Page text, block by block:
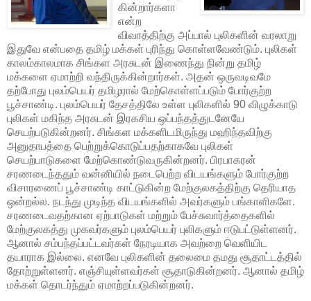
கின்றார்களா
என்ற
விவாத்திற்கு அப்பால் புலிகளின் வரலாறு
இதுவே என்பதை தமிழ் மக்கள் புரிந்து கொள்ளவேண்டும். புலிகள்
காலம்காலமாக சிங்கள அரசுடன் இணைந்து நின்று தமிழ்
மக்களை ஏமாற்றி வந்திருக்கின்றார்கள். அதன் ஒருவடிவமே
தற்போது புலம்பெயர் தமிழரால் மேற்கொள்ளப்படும் போர்குற்ற
பூச்சாண்டி. புலம்பெயர் தேசத்திலே உள்ள புலிகளில் 90 விழுக்காடு
புலிகள் மகிந்த அரசுடன் இரகசிய ஒப்பந்தத்துடனேயே
செயற்படுகின்றனர். சிங்கள மக்களிடமிருந்து மஹிந்தவிற்கு
அனுதாபத்தை பெற்றுக்கொடுப்பதற்காகவே புலிகள்
செயற்பாடுகளை மேற்கொண்டுவருகின்றனர். பிரபாகரன்
சரணடைந்ததும் வன்னியில் நடைபெற்ற விடயங்களும் போர்குற்ற
விசாரணைப் பூச்சாண்டி காட்டுகின்ற மேற்குலகத்திற்கு தெரியாத
ஒன்றல்ல. நடந்து முடிந்த விடயங்களில் அவர்களும் பங்காளிகளே.
சரணடைவதற்கான ஏற்பாடுகள் மற்றும் பேச்சுவார்த்தைகளில்
மேற்குலகத்து முகவர்களும் புலம்பெயர் புலிகளும் ஈடுபட்டுள்ளனர்.
ஆனால் சம்பந்தப்பட்டவர்கள் நேரடியாக அவற்றை வெளியிட
தயாராக இல்லை. எனவே புலிகளின் தலைமை தமது சூதாட்டத்தில்
தோற்றுள்ளனர். எஞ்சியுள்ளவர்கள் சூதாடுகின்றனர். ஆனால் தமிழ்
மக்கள் தொடர்ந்தும் ஏமாற்றப்படுகின்றனர்.